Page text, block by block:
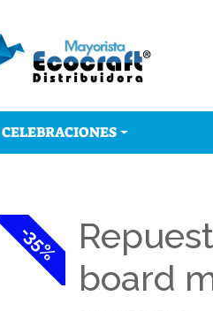
CELEBRACIONES
-35%
board